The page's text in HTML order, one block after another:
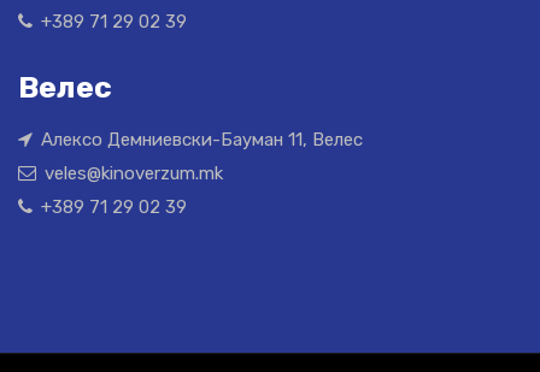
+389 71 29 02 39
Велес
Алексо Демниевски-Бауман 11, Велес
veles@kinoverzum.mk
+389 71 29 02 39